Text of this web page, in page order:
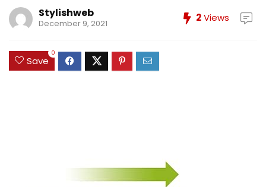
Stylishweb
December 9, 2021 2Views
Save
0